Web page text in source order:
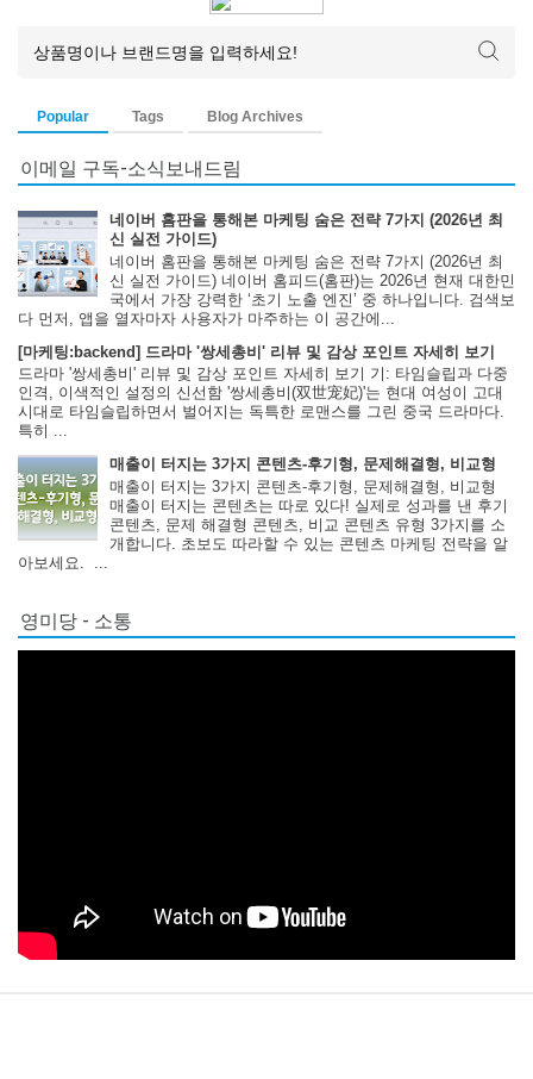
Popular Tags Blog Archives
이메일 구독-소식보내드림
네이버 홈판을 통해본 마케팅 숨은 전략 7가지 (2026년 최
신 실전 가이드)
네이버 홈판을 통해본 마케팅 숨은 전략 7가지 (2026년 최
신 실전 가이드) 네이버 홈피드(홈판)는 2026년 현재 대한민
국에서 가장 강력한 ‘초기 노출 엔진’ 중 하나입니다. 검색보
다 먼저, 앱을 열자마자 사용자가 마주하는 이 공간에...
[마케팅:backend] 드라마 '쌍세총비' 리뷰 및 감상 포인트 자세히 보기
드라마 '쌍세총비' 리뷰 및 감상 포인트 자세히 보기 기: 타임슬립과 다중
인격, 이색적인 설정의 신선함 '쌍세총비(双世宠妃)'는 현대 여성이 고대
시대로 타임슬립하면서 벌어지는 독특한 로맨스를 그린 중국 드라마다.
특히 ...
매출이 터지는 3가지 콘텐츠-후기형, 문제해결형, 비교형
매출이 터지는 3가지 콘텐츠-후기형, 문제해결형, 비교형
매출이 터지는 콘텐츠는 따로 있다! 실제로 성과를 낸 후기
콘텐츠, 문제 해결형 콘텐츠, 비교 콘텐츠 유형 3가지를 소
개합니다. 초보도 따라할 수 있는 콘텐츠 마케팅 전략을 알
아보세요. ...
영미당 - 소통